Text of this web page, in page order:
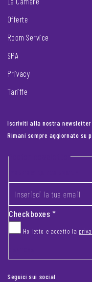
Offerte
Room Service
SPA
Privacy
Tariffe
Iscriviti alla nostra newsletter
Rimani sempre aggiornato su
Footer newsletter
Checkboxes*
Ho letto e accetto la
Seguici sui social